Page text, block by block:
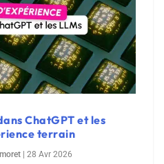
ChatGPT et les
terrain
28 Avr 2026